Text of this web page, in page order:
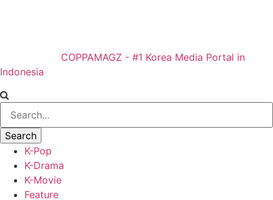
COPPAMAGZ - #1 Korea Media Portal in
Indonesia
K-Pop
K-Drama
K-Movie
Feature